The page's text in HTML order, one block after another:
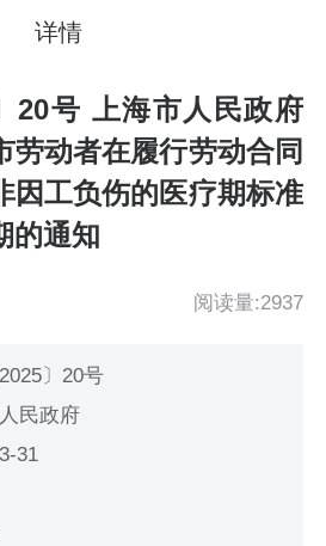
详情
20号 上海市人民政府
劳动者在履行劳动合同
因工负伤的医疗期标准
的通知
阅读量:2937
〕20号
人民政府
31